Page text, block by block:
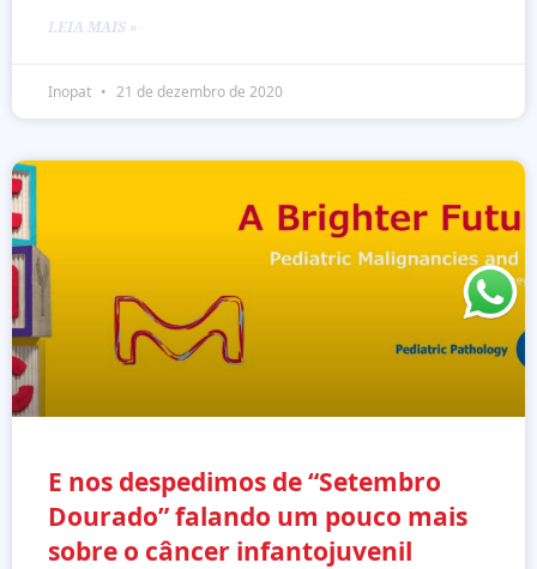
LEIA MAIS »
Inopat 21 de dezembro de 2020
E nos despedimos de “Setembro
Dourado” falando um pouco mais
sobre o câncer infantojuvenil